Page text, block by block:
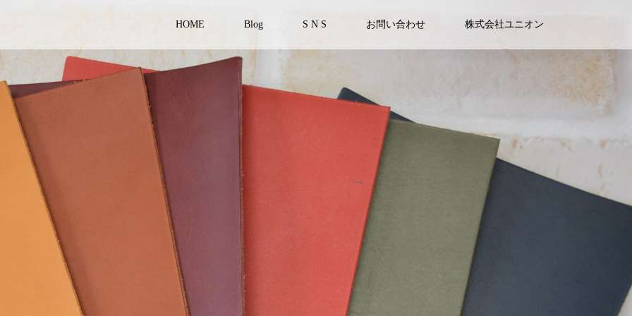
HOME Blog S N S お問い合わせ 株式会社ユニオン